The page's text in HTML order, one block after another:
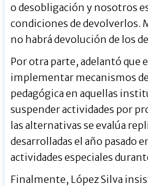
o desobligación y nosotros
condiciones de devolverlos.
no habrá devolución de los
Por otra parte, adelantó que
implementar mecanismos
pedagógica en aquellas
suspender actividades por
las alternativas se evalúa
desarrolladas el año pasado
actividades especiales
Finalmente, López Silva